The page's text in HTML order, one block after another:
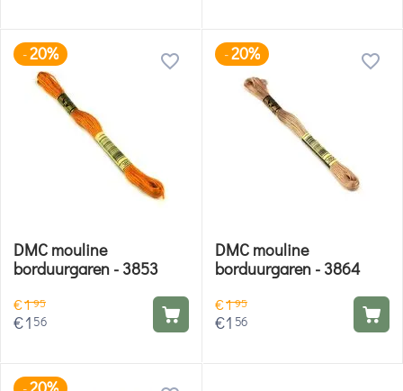
-20%
DMC mouline
borduurgaren - 3853
€195
€1 56
-20%
DMC mouline
borduurgaren - 3864
€195
€1 56